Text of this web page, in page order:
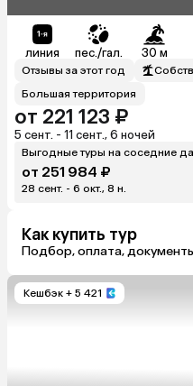
линия пес./гал. 30 м
Отзывы за этот год
Большая территория
от 221 123 ₽
5 сент. - 11 сент., 6 ночей
Выгодные туры на соседние
от 251 984 ₽
28 сент. - 6 окт., 8 н.
Как купить тур
Подбор, оплата,
Кешбэк + 5 421